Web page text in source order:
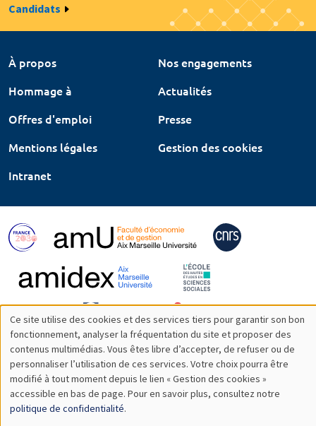
Candidats
À propos
Nos engagements
Hommage à
Actualités
Offres d'emploi
Presse
Mentions légales
Gestion des cookies
Intranet
Utilisation
des
données
personnelles
Ce site utilise des cookies et des services tiers pour garantir son bon
fonctionnement, analyser la fréquentation du site et proposer des
contenus multimédias. Vous êtes libre d’accepter, de refuser ou de
personnaliser l’utilisation de ces services. Votre choix pourra être
modifié à tout moment depuis le lien « Gestion des cookies »
accessible en bas de page. Pour en savoir plus, consultez notre
politique de confidentialité.